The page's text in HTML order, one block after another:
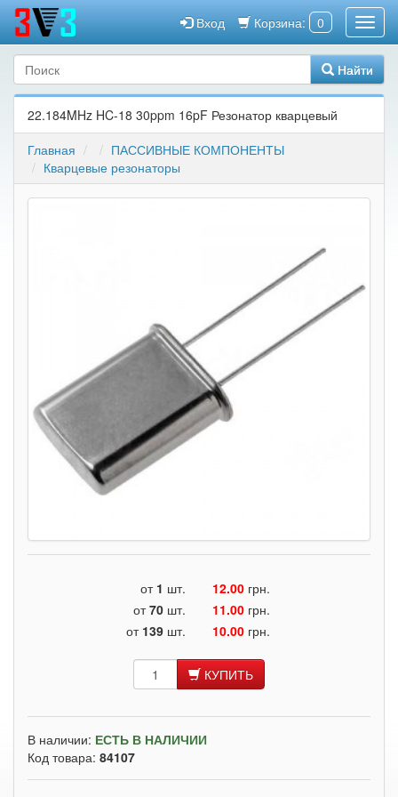
Корзина: 0
Вход
Найти
22.184MHz HC-18 30ppm 16pF Резонатор кварцевый
Главная
ПАССИВНЫЕ КОМПОНЕНТЫ
Кварцевые резонаторы
от 1 шт. 12.00 грн.
от70 шт. 11.00 грн.
от 139 шт. 10.00 грн.
КУПИТЬ
В наличии: ЕСТЬ В НАЛИЧИИ
Код товара: 84107